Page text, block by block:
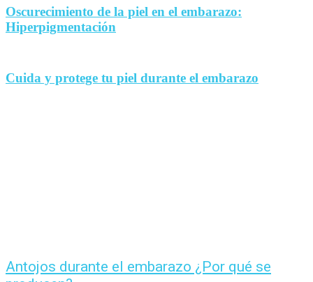
Oscurecimiento de la piel en el embarazo:
Hiperpigmentación
Cuida y protege tu piel durante el embarazo
Antojos durante el embarazo ¿Por qué se